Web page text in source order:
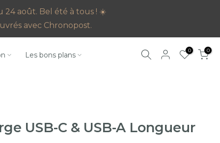
24 août. Bel été à tous ! ☀️
avec Chronopost.
Les bons plans 0 0
USB-C & USB-A Longueur